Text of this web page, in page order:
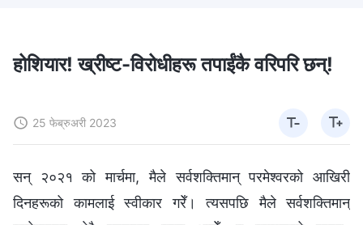
होशियार! ख्रीष्ट-विरोधीहरू तपाईंकै वरिपरि छन्!
25 फेब्रुअरी 2023
सन् २०२१ को मार्चमा, मैले सर्वशक्तिमान्‌ परमेश्‍वरको आखिरी
दिनहरूको कामलाई स्वीकार गरेँ। त्यसपछि मैले सर्वशक्तिमान्‌